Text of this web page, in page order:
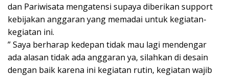
dan Pariwisata mengatensi supaya diberikan support
kebijakan anggaran yang memadai untuk kegiatan-
kegiatan ini.
” Saya berharap kedepan tidak mau lagi mendengar
ada alasan tidak ada anggaran ya, silahkan di desain
dengan baik karena ini kegiatan rutin, kegiatan wajib